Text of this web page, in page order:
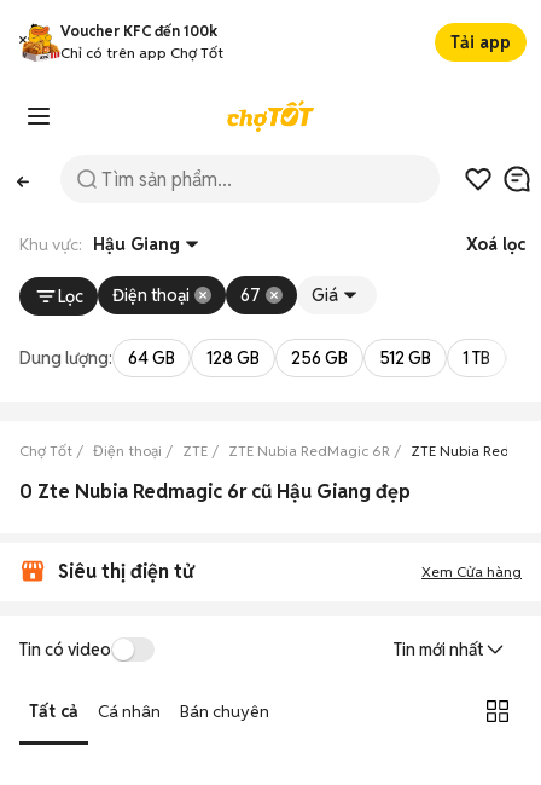
Voucher KFC đến 100k
Chỉ có trên app Chợ Tốt
Tải app
Khu vực: Hậu Giang Xoá lọc
Lọc Điện thoại 67 Giá
Dung lượng: 64 GB 128 GB 256 GB 512 GB 1 TB
Chợ Tốt Điện thoại ZTE ZTE Nubia RedMagic 6R ZTE Nubia
0 Zte Nubia Redmagic 6r cũ Hậu Giang đẹp
Siêu thị điện tử Xem Cửa hàng
Tin có video Tin mới nhất
Tất cả Cá nhân Bán chuyên